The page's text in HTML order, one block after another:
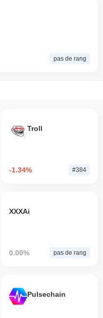
pas de rang
Troll
-1.34% #384
XXXAi
0.00% pas de rang
Pulsechain